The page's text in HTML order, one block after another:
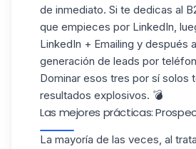
de inmediato. Si te dedicas al
que empieces por LinkedIn,
LinkedIn + Emailing y después
generación de leads por
Dominar esos tres por sí solos
resultados explosivos. 💣
Las mejores prácticas:
La mayoría de las veces, al